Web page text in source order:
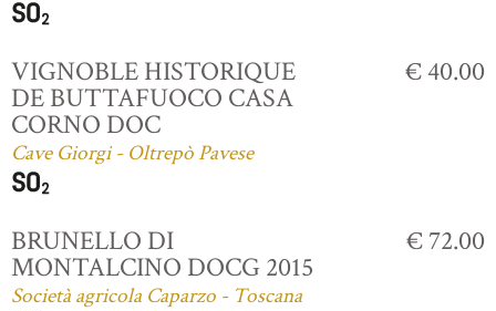
VIGNOBLE HISTORIQUE
DE BUTTAFUOCO CASA
CORNO DOC
Cave Giorgi - Oltrepò Pavese
€ 40.00
BRUNELLO DI
MONTALCINO DOCG 2015
Società agricola Caparzo - Toscana
€ 72.00